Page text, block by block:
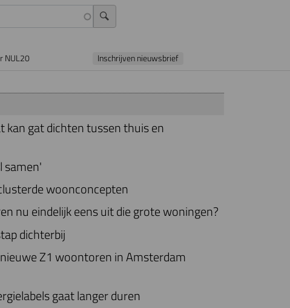
NUL20 Inschrijven nieuwsbrief
kan gat dichten tussen thuis en
samen'
woonconcepten
nu eindelijk eens uit die grote woningen?
dichterbij
Z1 woontoren in Amsterdam
gaat langer duren